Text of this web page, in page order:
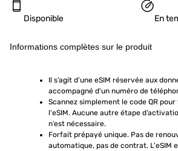
Disponible En
Informations complètes sur le produit
Il s’agit d’une eSIM réservée aux
accompagné d'un numéro de
Scannez simplement le code QR
l'eSIM. Aucune autre étape
n’est nécessaire.
Forfait prépayé unique. Pas de
automatique, pas de contrat. L'eSIM